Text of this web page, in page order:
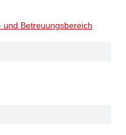
und Betreuungsbereich